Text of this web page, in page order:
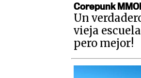
Corepunk
Un
vieja
pero mejor!